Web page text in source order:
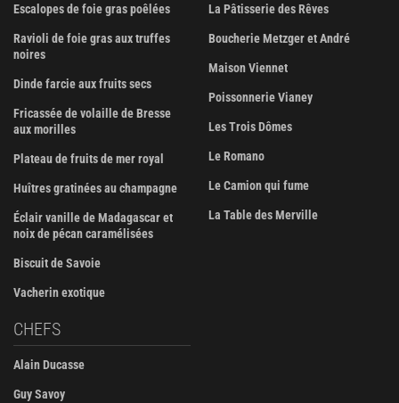
Escalopes de foie gras poêlées
Ravioli de foie gras aux truffes
noires
Dinde farcie aux fruits secs
Fricassée de volaille de Bresse
aux morilles
Plateau de fruits de mer royal
Huîtres gratinées au champagne
Éclair vanille de Madagascar et
noix de pécan caramélisées
Biscuit de Savoie
Vacherin exotique
La Pâtisserie des Rêves
Boucherie Metzger et André
Maison Viennet
Poissonnerie Vianey
Les Trois Dômes
Le Romano
Le Camion qui fume
La Table des Merville
CHEFS
Alain Ducasse
Guy Savoy